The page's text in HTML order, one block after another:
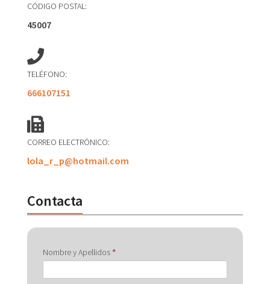
CÓDIGO POSTAL:
45007
TELÉFONO:
666107151
CORREO ELECTRÓNICO:
lola_r_p@hotmail.com
Contacta
Contactar
con
Nombre y Apellidos*